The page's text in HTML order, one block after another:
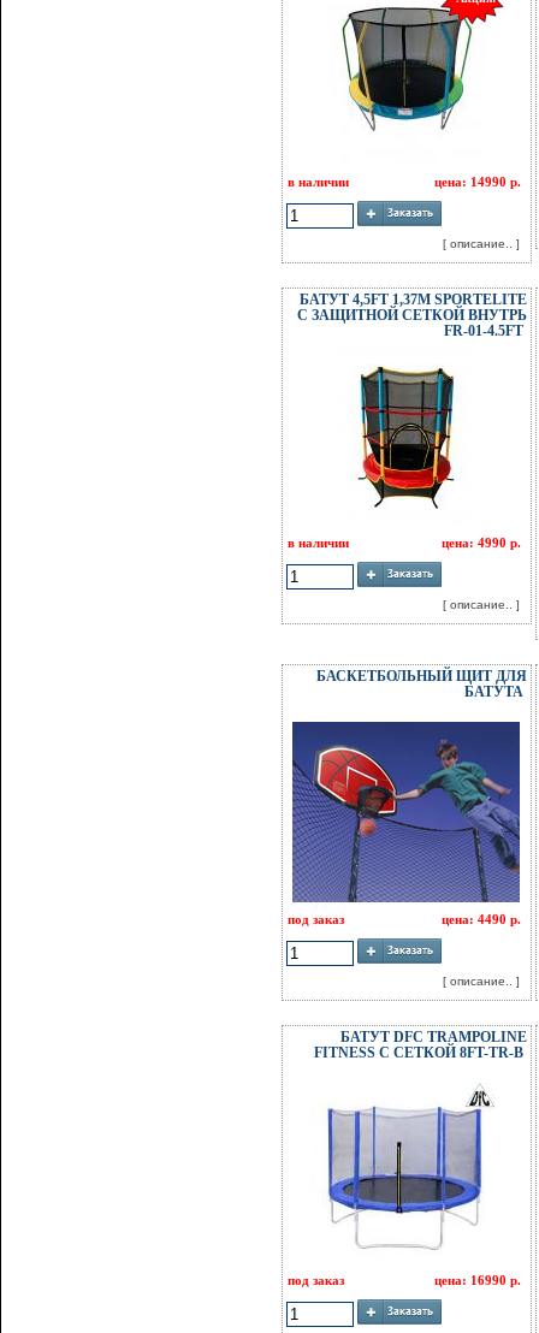
в наличии цена: 14990 р.
[ описание.. ]
БАТУТ 4,5FT 1,37М SPORTELITE
С ЗАЩИТНОЙ СЕТКОЙ ВНУТРЬ
FR-01-4.5FT
в наличии цена: 4990 р.
[ описание.. ]
БАСКЕТБОЛЬНЫЙ ЩИТ ДЛЯ
БАТУТА
под заказ цена: 4490 р.
[ описание.. ]
БАТУТ DFC TRAMPOLINE
FITNESS С СЕТКОЙ 8FT-TR-B
под заказ цена: 16990 р.